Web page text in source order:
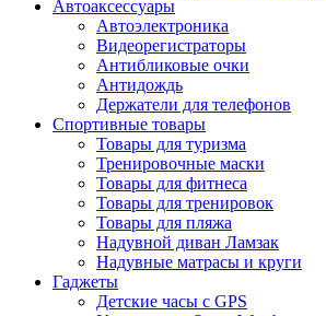
Автоаксессуары
Автоэлектроника
Видеорегистраторы
Антибликовые очки
Антидождь
Держатели для телефонов
Спортивные товары
Товары для туризма
Тренировочные маски
Товары для фитнеса
Товары для тренировок
Товары для пляжа
Надувной диван Ламзак
Надувные матрасы и круги
Гаджеты
Детские часы с GPS